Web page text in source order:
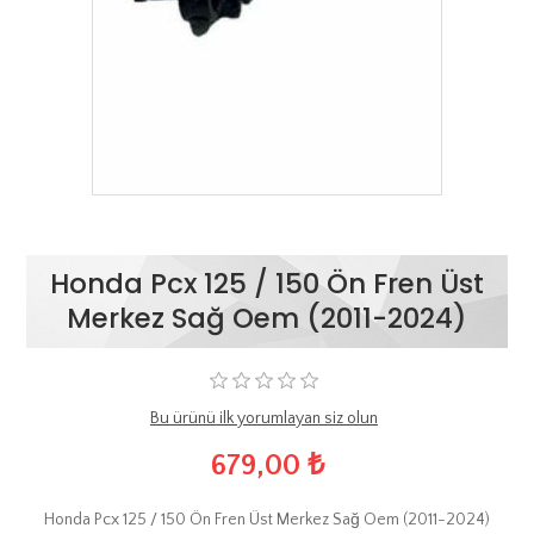
Honda Pcx 125 / 150 Ön Fren Üst
Merkez Sağ Oem (2011-2024)
Bu ürünü ilk yorumlayan siz olun
679,00 ₺
Honda Pcx 125 / 150 Ön Fren Üst Merkez Sağ Oem (2011-2024)